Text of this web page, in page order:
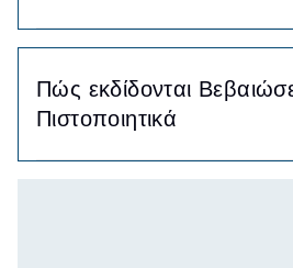
Πώς εκδίδονται
Πιστοποιητικά